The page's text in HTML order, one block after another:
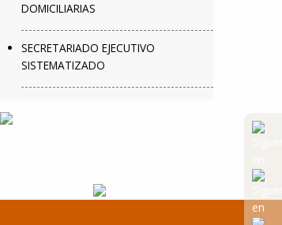
DOMICILIARIAS
SECRETARIADO EJECUTIVO
SISTEMATIZADO